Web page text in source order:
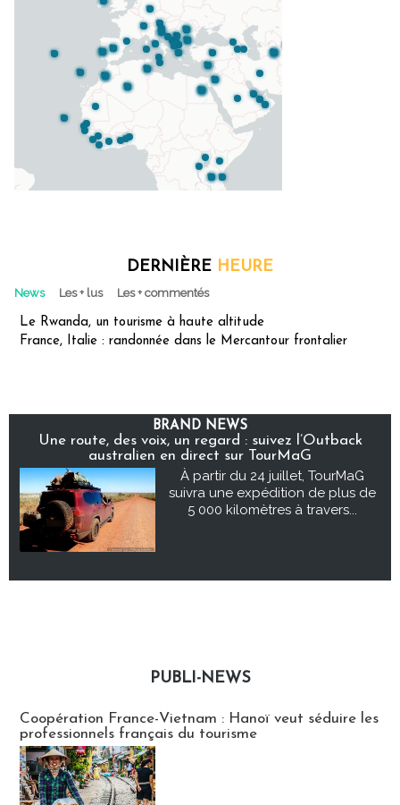
DERNIÈRE HEURE
News Les + lus Les + commentés
Le Rwanda, un tourisme à haute altitude
France, Italie : randonnée dans le Mercantour frontalier
BRAND NEWS
Une route, des voix, un regard : suivez l’Outback
australien en direct sur TourMaG
À partir du 24 juillet, TourMaG
suivra une expédition de plus de
5 000 kilomètres à travers...
PUBLI-NEWS
Coopération France-Vietnam : Hanoï veut séduire les
professionnels français du tourisme